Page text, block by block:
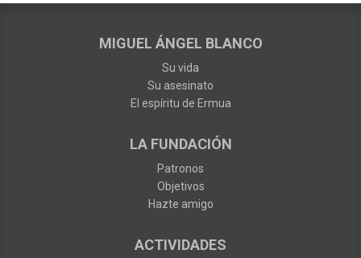
MIGUEL ÁNGEL BLANCO
Su vida
Su asesinato
El espíritu de Ermua
LA FUNDACIÓN
Patronos
Objetivos
Hazte amigo
ACTIVIDADES